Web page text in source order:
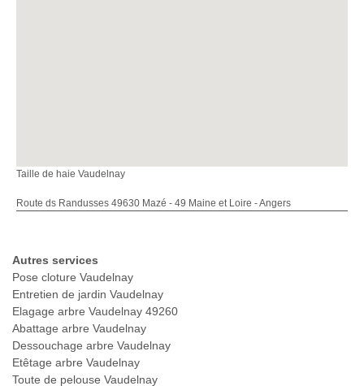
Taille de haie Vaudelnay
Route ds Randusses 49630 Mazé - 49 Maine et Loire - Angers
Autres services
Pose cloture Vaudelnay
Entretien de jardin Vaudelnay
Elagage arbre Vaudelnay 49260
Abattage arbre Vaudelnay
Dessouchage arbre Vaudelnay
Etêtage arbre Vaudelnay
Toute de pelouse Vaudelnay